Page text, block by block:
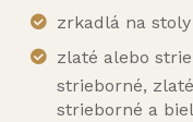
zrkadlá na stoly
zlaté alebo
strieborné,
strieborné a